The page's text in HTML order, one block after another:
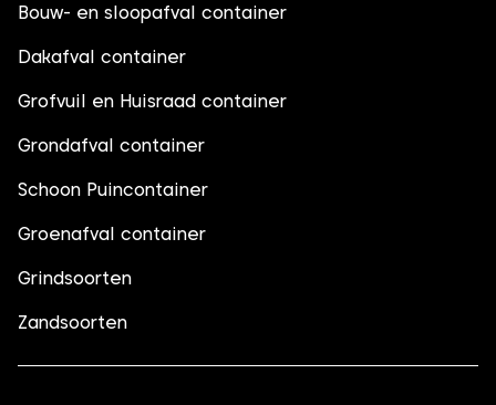
Bouw- en sloopafval container
Dakafval container
Grofvuil en Huisraad container
Grondafval container
Schoon Puincontainer
Groenafval container
Grindsoorten
Zandsoorten